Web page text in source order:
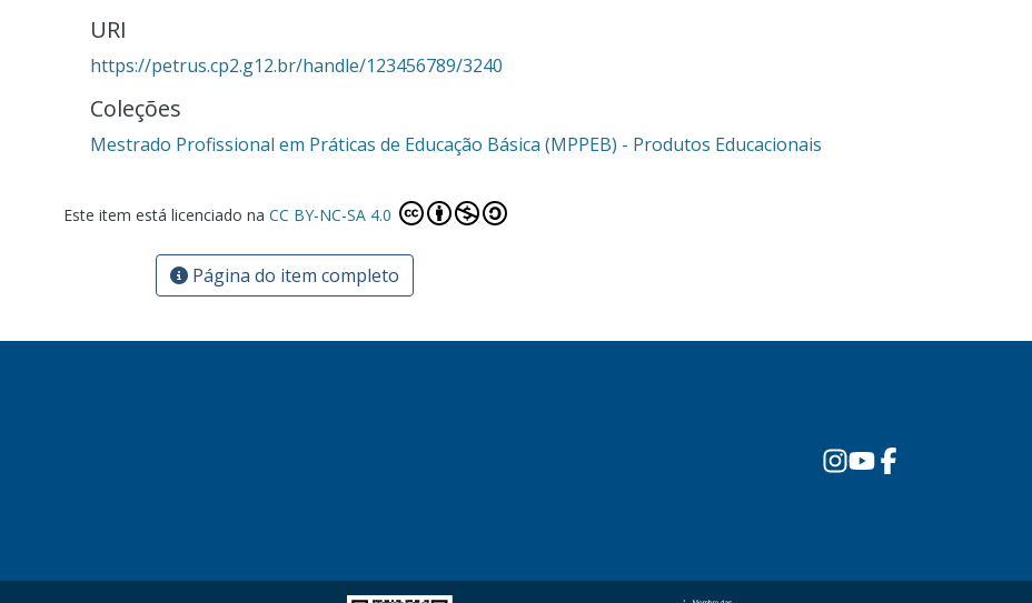
URI
https://petrus.cp2.g12.br/handle/123456789/3240
Coleções
Mestrado Profissional em Práticas de Educação Básica (MPPEB) - Produtos Educacionais
Este item está licenciado na CC BY-NC-SA 4.0
Página do item completo